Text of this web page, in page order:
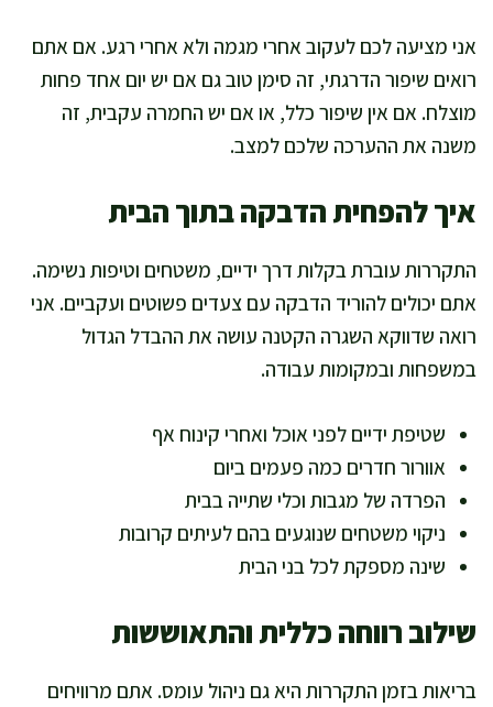
אני מציעה לכם לעקוב אחרי מגמה ולא אחרי רגע. אם אתם
רואים שיפור הדרגתי, זה סימן טוב גם אם יש יום אחד פחות
מוצלח. אם אין שיפור כלל, או אם יש החמרה עקבית, זה
משנה את ההערכה שלכם למצב.
איך להפחית הדבקה בתוך הבית
התקררות עוברת בקלות דרך ידיים, משטחים וטיפות נשימה.
אתם יכולים להוריד הדבקה עם צעדים פשוטים ועקביים. אני
רואה שדווקא השגרה הקטנה עושה את ההבדל הגדול
במשפחות ובמקומות עבודה.
שטיפת ידיים לפני אוכל ואחרי קינוח אף
אוורור חדרים כמה פעמים ביום
הפרדה של מגבות וכלי שתייה בבית
ניקוי משטחים שנוגעים בהם לעיתים קרובות
שינה מספקת לכל בני הבית
שילוב רווחה כללית והתאוששות
בריאות בזמן התקררות היא גם ניהול עומס. אתם מרוויחים